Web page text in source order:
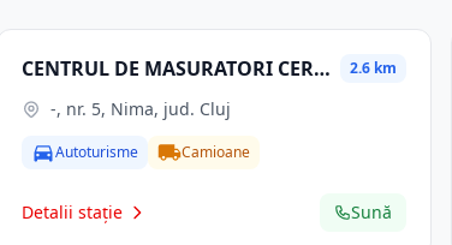
CENTRUL DE MASURATORI CERTIFICARI SI INSPECTII SRL 2.6 km
-, nr. 5, Nima, jud. Cluj
Autoturisme Camioane
Detalii stație Sună